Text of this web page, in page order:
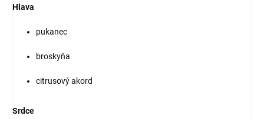
Hlava
pukanec
broskyňa
citrusový akord
Srdce